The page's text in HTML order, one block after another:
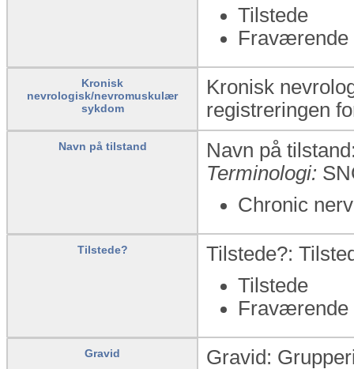
Tilstede
Fraværende
Kronisk
nevrologisk/nevromuskulær
sykdom
Kronisk
registreringen
Navn på tilstand
Navn på
Terminologi:
Chronic
Tilstede?
Tilstede?:
Tilstede
Fraværende
Gravid Gravid: